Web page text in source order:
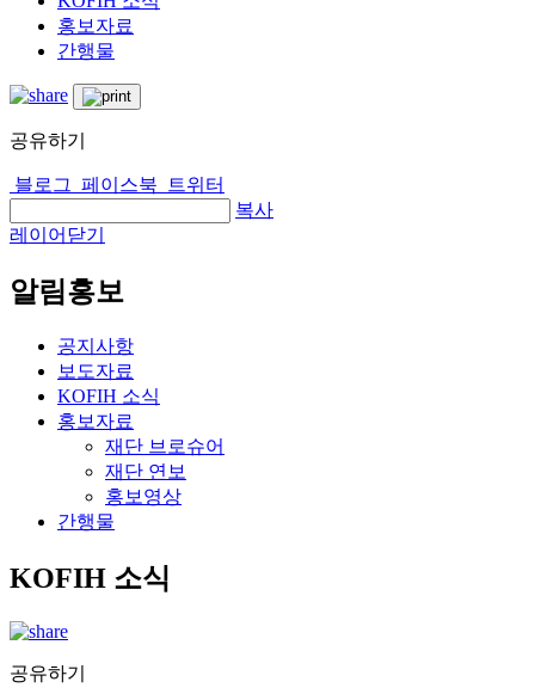
홍보자료
간행물
공유하기
블로그 페이스북
트위터
복사
레이어닫기
알림홍보
공지사항
보도자료
KOFIH 소식
홍보자료
재단 브로슈어
재단 연보
홍보영상
간행물
KOFIH 소식
공유하기